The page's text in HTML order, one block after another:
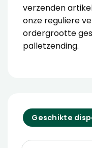
verzenden
onze reguliere
ordergrootte
palletzending.
Geschikte